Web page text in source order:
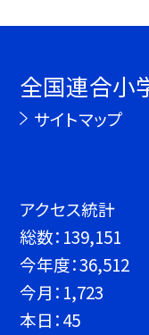
全国連合小
サイトマップ
アクセス統計
総数： 139,151
今年度：36,512
今月： 1,723
本日：45